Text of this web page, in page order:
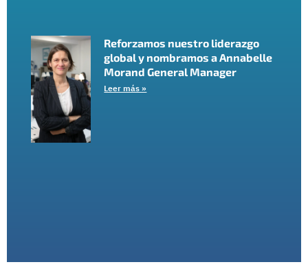
Reforzamos nuestro liderazgo
global y nombramos a Annabelle
Morand General Manager
Leer más »